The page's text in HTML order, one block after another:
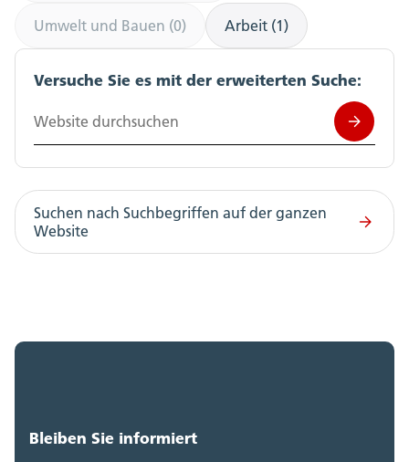
Umwelt und Bauen (0) Arbeit (1)
Versuche Sie es mit der erweiterten Suche:
Website durchsuchen
Suchen nach Suchbegriffen auf der ganzen
Website
Bleiben Sie informiert